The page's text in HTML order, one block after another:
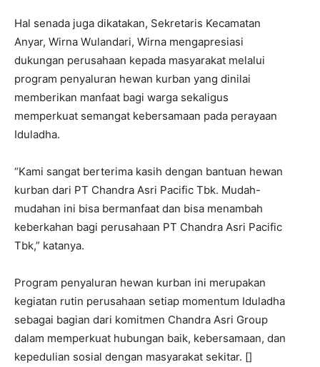
Hal senada juga dikatakan, Sekretaris Kecamatan
Anyar, Wirna Wulandari, Wirna mengapresiasi
dukungan perusahaan kepada masyarakat melalui
program penyaluran hewan kurban yang dinilai
memberikan manfaat bagi warga sekaligus
memperkuat semangat kebersamaan pada perayaan
Iduladha.
“Kami sangat berterima kasih dengan bantuan hewan
kurban dari PT Chandra Asri Pacific Tbk. Mudah-
mudahan ini bisa bermanfaat dan bisa menambah
keberkahan bagi perusahaan PT Chandra Asri Pacific
Tbk,” katanya.
Program penyaluran hewan kurban ini merupakan
kegiatan rutin perusahaan setiap momentum Iduladha
sebagai bagian dari komitmen Chandra Asri Group
dalam memperkuat hubungan baik, kebersamaan, dan
kepedulian sosial dengan masyarakat sekitar. []